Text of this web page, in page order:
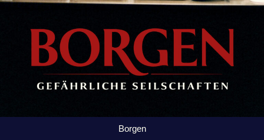
Borgen